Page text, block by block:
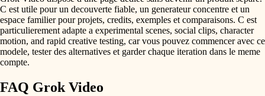
C est utile pour un decouverte fiable, un generateur concentre et un
espace familier pour projets, credits, exemples et comparaisons. C est
particulierement adapte a experimental scenes, social clips, character
motion, and rapid creative testing, car vous pouvez commencer avec ce
modele, tester des alternatives et garder chaque iteration dans le meme
compte.
FAQ Grok Video